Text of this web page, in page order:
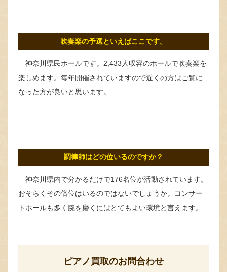
吹奏楽の予選といえばここです。
神奈川県民ホールです。2,433人収容のホールで吹奏楽を
楽しめます。毎年開催されていますので近くの方はご覧に
なった方が良いと思います。
調律師はどの位いるのですか？
神奈川県内で分かるだけで176名位が活動されています。
おそらくその倍位はいるのではないでしょうか。コンサー
トホールも多く腕を磨くにはとてもよい環境と言えます。
ピアノ買取のお問合わせ